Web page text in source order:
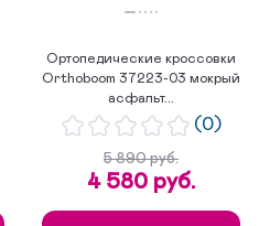
Ортопедические кроссовки
Orthoboom 37223-03 мокрый
асфальт...
(0)
5 890 руб.
4 580 руб.